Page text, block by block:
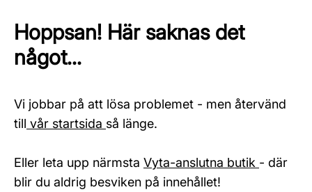
Hoppsan! Här saknas det
något...
Vi jobbar på att lösa problemet - men återvänd
till vår startsida så länge.
Eller leta upp närmsta Vyta-anslutna butik - där
blir du aldrig besviken på innehållet!